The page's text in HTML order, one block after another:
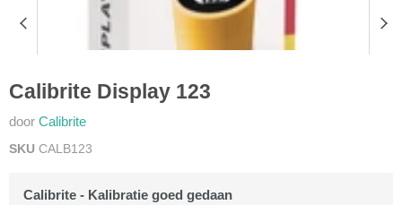
Calibrite Display 123
door Calibrite
SKU CALB123
Calibrite - Kalibratie goed gedaan